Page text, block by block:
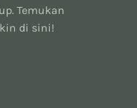
Temukan
di sini!